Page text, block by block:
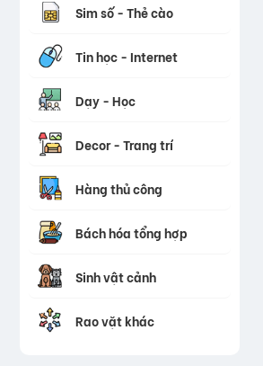
Sim số - Thẻ cào
Tin học - Internet
Dạy - Học
Decor - Trang trí
Hàng thủ công
Bách hóa tổng hợp
Sinh vật cảnh
Rao vặt khác